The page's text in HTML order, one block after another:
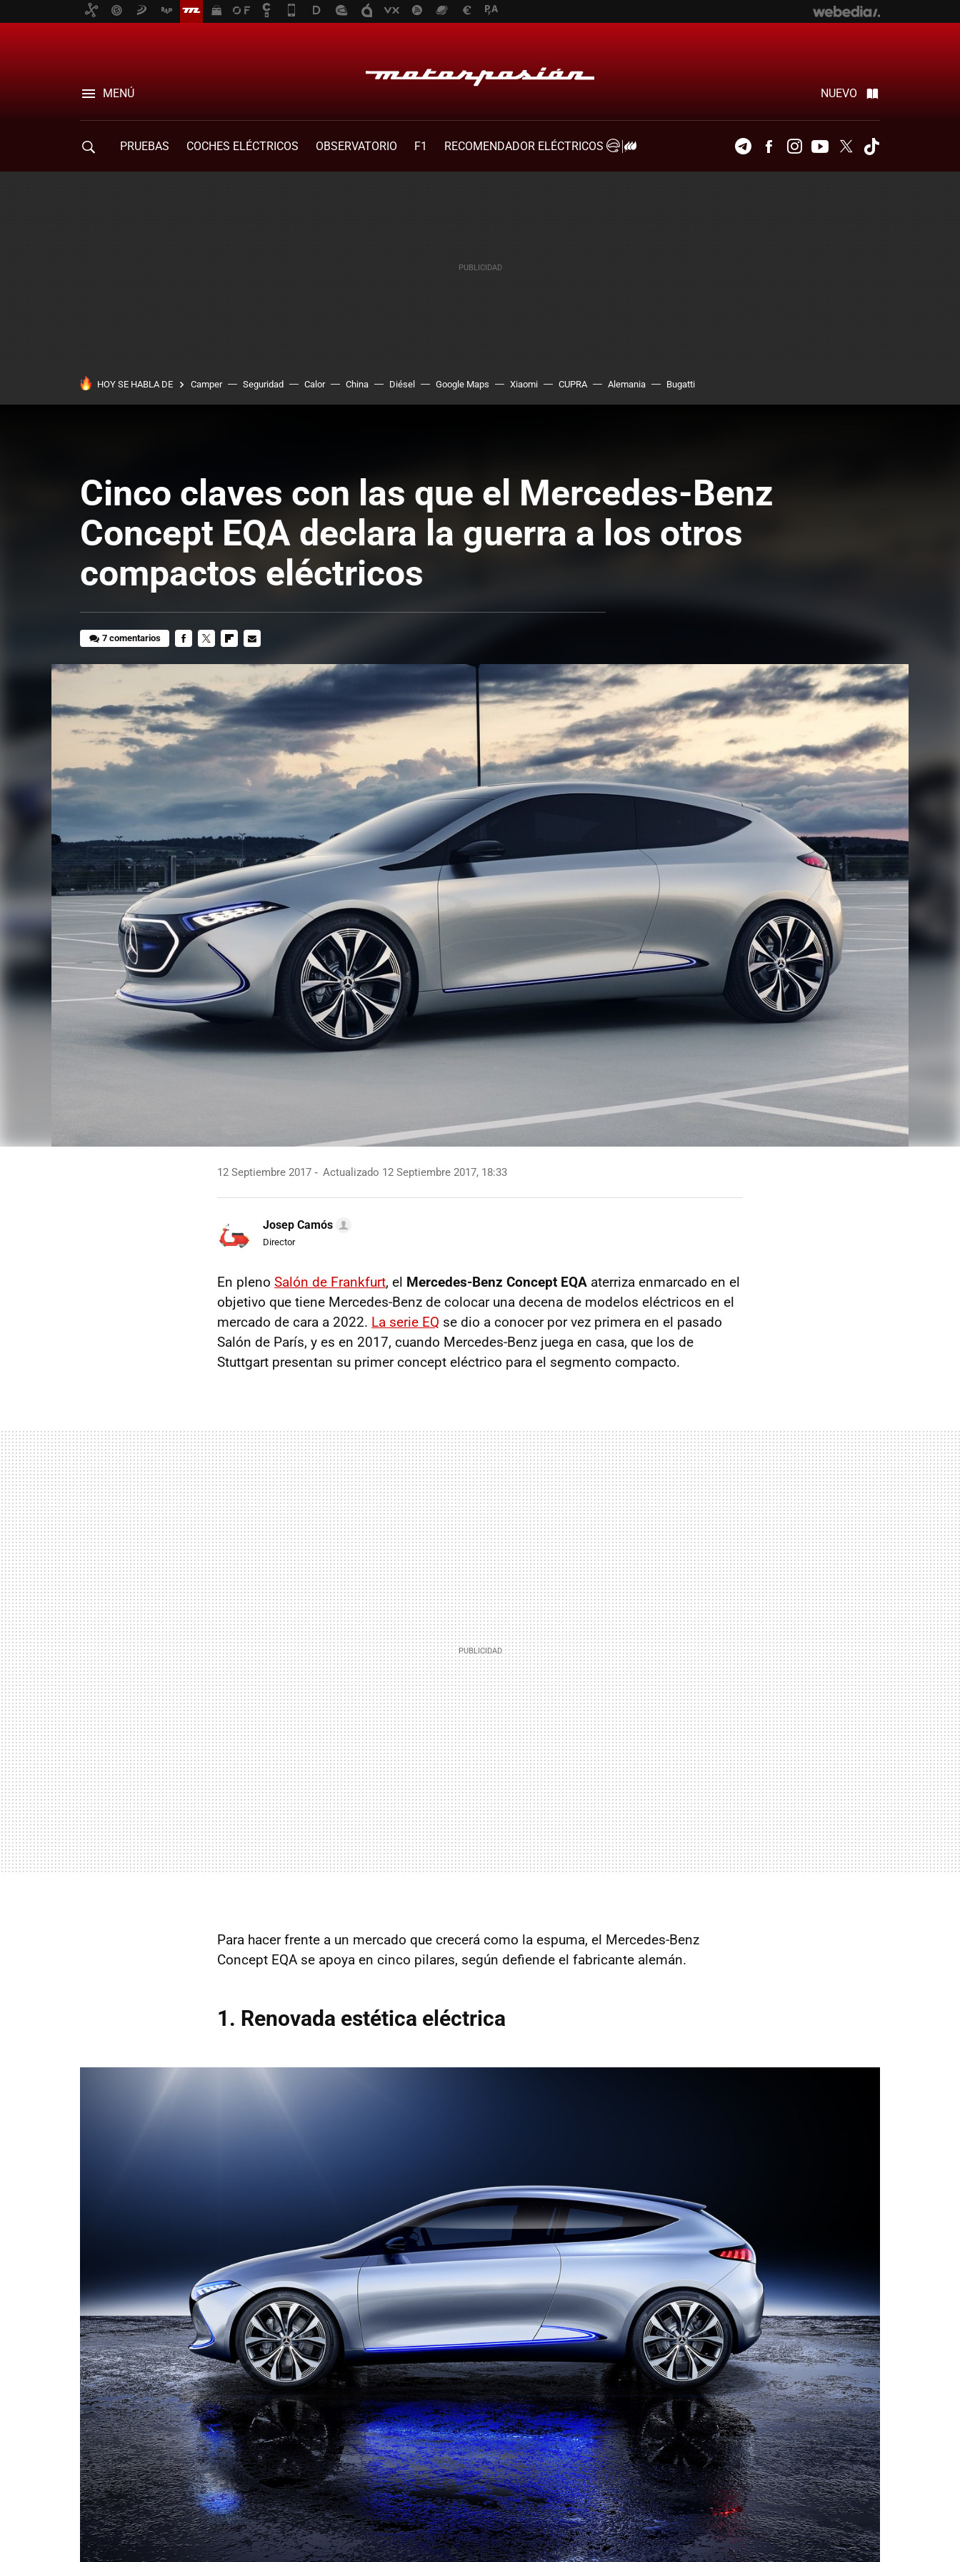
MENÚ NUEVO
PRUEBAS COCHES ELÉCTRICOS OBSERVATORIO F1
RECOMENDADOR ELÉCTRICOS
TelegramFacebookInstagramYoutubeTwitter
HOY SE HABLA DE Camper Seguridad Calor China Diésel Google Maps Xiaomi CUPRA Alemania Bugatti
Cinco claves con las que el Mercedes-Benz
Concept EQA declara la guerra a los otros
compactos eléctricos
7 comentarios
12 Septiembre 2017 Actualizado 12 Septiembre 2017, 18:33
Josep Camós
Director
En pleno Salón de Frankfurt, el Mercedes-Benz Concept EQA aterriza enmarcado en el
objetivo que tiene Mercedes-Benz de colocar una decena de modelos eléctricos en el
mercado de cara a 2022. La serie EQ se dio a conocer por vez primera en el pasado
Salón de París, y es en 2017, cuando Mercedes-Benz juega en casa, que los de
Stuttgart presentan su primer concept eléctrico para el segmento compacto.
Para hacer frente a un mercado que crecerá como la espuma, el Mercedes-Benz
Concept EQA se apoya en cinco pilares, según defiende el fabricante alemán.
1. Renovada estética eléctrica